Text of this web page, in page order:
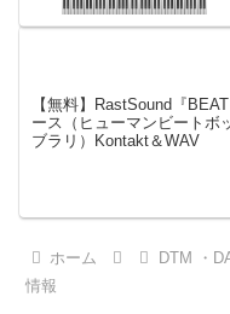
【無料】RastSound『
ース（ヒューマンビートボ
ブラリ）Kontakt＆WAV
ホーム
DTM ・
情報